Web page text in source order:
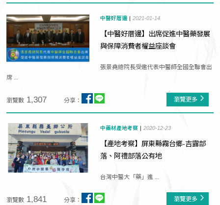
中醫好厝邊 2021-01-14
【中醫好厝邊】出席促進中醫藥發展
與保障消費者權益座談會
張景堯總院長受邀代表中醫師全國全聯會出
席 ...
瀏覽數 1,307 分享： 瀏覽更多
中藥材產地考察 2020-12-23
【產地考察】屏東縣霧台鄉-吉露部
落、阿禮部落公有地
台灣中醫大「藥」進 ...
瀏覽數 1,841 分享： 瀏覽更多